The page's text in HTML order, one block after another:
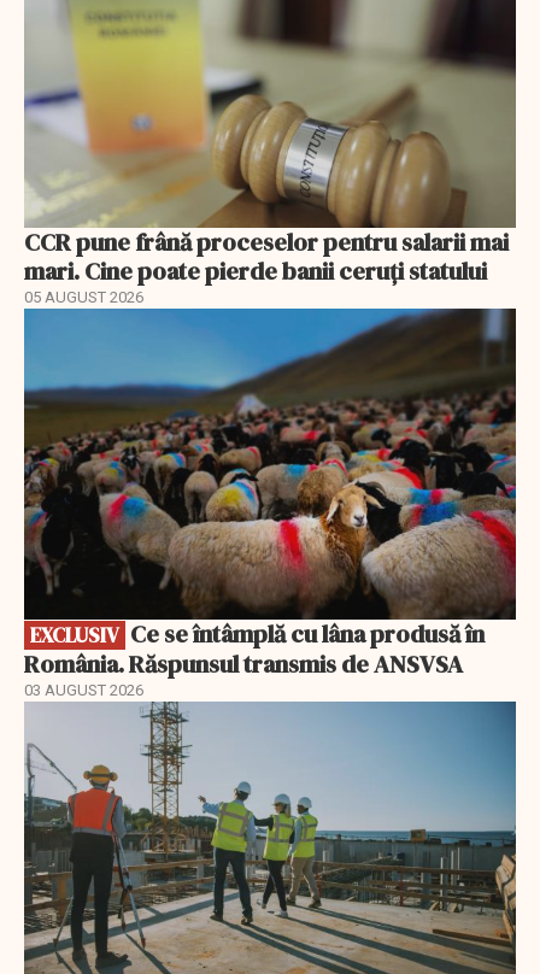
CCR pune frână proceselor pentru salarii mai
mari. Cine poate pierde banii ceruți statului
05 AUGUST 2026
EXCLUSIV
România. Răspunsul transmis de ANSVSA
03 AUGUST 2026